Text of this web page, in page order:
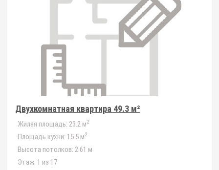
Двухкомнатная квартира 49.3 м²
Жилая площадь: 23.2 м2
Площадь кухни: 15.5 м2
Высота потолков: 2.61 м
Этаж: 1 из 17